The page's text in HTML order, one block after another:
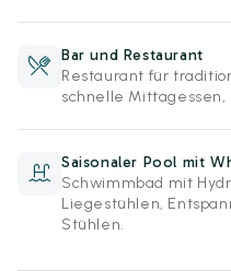
Bar und Restaurant
Restaurant für
schnelle Mittagessen,
Saisonaler Pool mit
Schwimmbad mit
Liegestühlen,
Stühlen.